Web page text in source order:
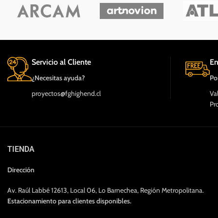
Servicio al Cliente
¿Necesitas ayuda?
proyectos@fghighend.cl
TIENDA
Dirección
Av. Raúl Labbé 12613, Local 06, Lo Barnechea, Región Metropolitana.
Estacionamiento para clientes disponibles.